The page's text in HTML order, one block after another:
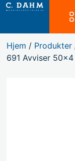
Hjem / Produkter
691 Avviser